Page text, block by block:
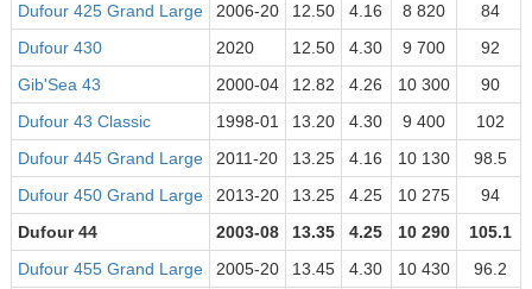
Dufour 425 Grand Large
2006-20 12.50 4.16 8 820
84
Dufour 430
2020 12.50 4.30 9 700
92
Gib'Sea 43
2000-04 12.82 4.26 10 300
90
Dufour 43 Classic
1998-01 13.20 4.30 9 400
102
Dufour 445 Grand Large
2011-20 13.25 4.16 10 130
98.5
Dufour 450 Grand Large
2013-20 13.25 4.25 10 275
94
Dufour 44
2003-08 13.35 4.25 10 290
105.1
Dufour 455 Grand Large
2005-20 13.45 4.30 10 430 96.2